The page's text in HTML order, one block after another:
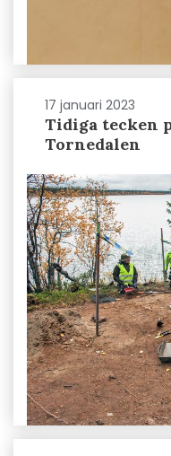
17 januari 2023
Tidiga tecken
Tornedalen